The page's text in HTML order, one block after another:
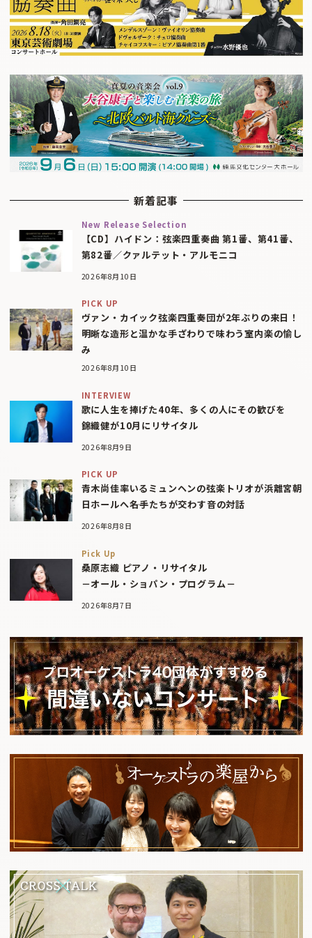
新着記事
New Release Selection
【CD】ハイドン：弦楽四重奏曲 第1番、第41番、
第82番／クァルテット・アルモニコ
2026年8月10日
PICK UP
ヴァン・カイック弦楽四重奏団が2年ぶりの来日！
明晰な造形と温かな手ざわりで味わう室内楽の愉し
み
2026年8月10日
INTERVIEW
歌に人生を捧げた40年、多くの人にその歓びを
錦織健が10月にリサイタル
2026年8月9日
PICK UP
青木尚佳率いるミュンヘンの弦楽トリオが浜離宮朝
日ホールへ――名手たちが交わす音の対話
2026年8月8日
Pick Up
桑原志織 ピアノ・リサイタル
－オール・ショパン・プログラム－
2026年8月7日